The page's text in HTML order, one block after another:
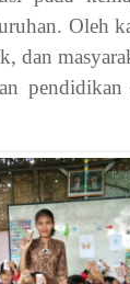
Oleh
dan